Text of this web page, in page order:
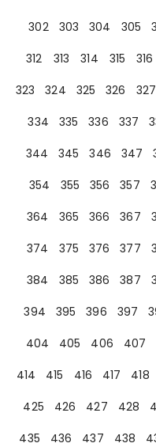
302
303 304 305
312
313 314 315 316
323
324 325 326 327
334
335 336 337
344
345 346 347
354
355 356 357
364
365 366 367
374
375 376 377
384
385 386 387
394
395 396 397
404
405 406 407
414
415 416 417 418
425
426 427 428
435
436 437 438